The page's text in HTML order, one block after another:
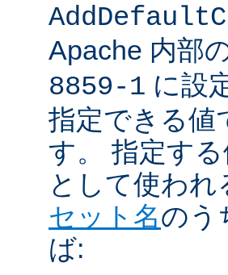
Apache 内部
8859-1 に設
指定できる値
す。 指定す
として使われ
セット名のう
ば: